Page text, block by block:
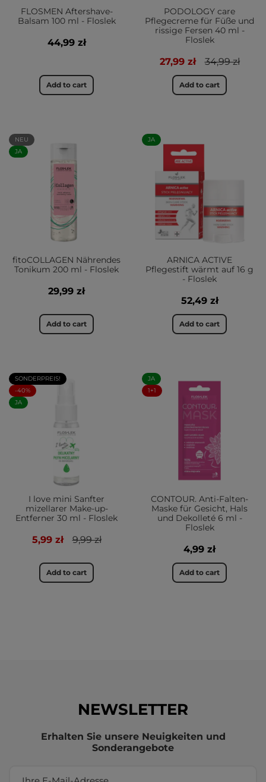
FLOSMEN Aftershave-
Balsam 100 ml - Floslek
44,99 zł
Add to cart
PODOLOGY care
Pflegecreme für Füße und
rissige Fersen 40 ml -
Floslek
27,99 zł 34,99 zł
Add to cart
NEU
JA
fitoCOLLAGEN Nährendes
Tonikum 200 ml - Floslek
29,99 zł
Add to cart
JA
ARNICA ACTIVE
Pflegestift wärmt auf 16 g
- Floslek
52,49 zł
Add to cart
SONDERPREIS!
-40%
JA
I love mini Sanfter
mizellarer Make-up-
Entferner 30 ml - Floslek
5,99 zł 9,99 zł
Add to cart
JA
1+1
CONTOUR. Anti-Falten-
Maske für Gesicht, Hals
und Dekolleté 6 ml -
Floslek
4,99 zł
Add to cart
NEWSLETTER
Erhalten Sie unsere Neuigkeiten und
Sonderangebote